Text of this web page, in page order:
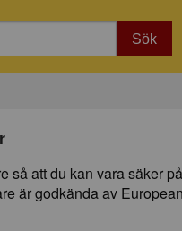
Sök
så att du kan vara säker
är godkända av